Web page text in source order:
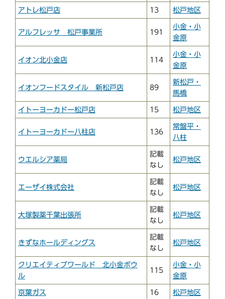
アトレ松戸店 13 松戸地区
アルフレッサ 松戸事業所 191
小金・小
金原
イオン北小金店 114
小金・小
金原
イオンフードスタイル 新松戸店 89
新松戸・
馬橋
イトーヨーカドー松戸店 15 松戸地区
イトーヨーカドー八柱店 136
常盤平・
八柱
ウエルシア薬局
記載
なし
松戸地区
エーザイ株式会社
記載
なし
松戸地区
大塚製薬千葉出張所
記載
なし
松戸地区
きずなホールディングス
記載
なし
松戸地区
クリエイティブワールド 北小金ボウ
ル
115
小金・小
金原
京葉ガス 16 松戸地区